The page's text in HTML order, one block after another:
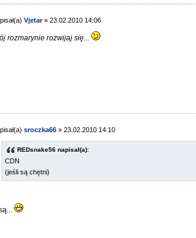
Vjetar» 23.02.2010 14:06
rozmarynie rozwijaj się...
sroczka66 » 23.02.2010 14:10
REDsnake56 napisał(a):
CDN
(jeśli są chętni)